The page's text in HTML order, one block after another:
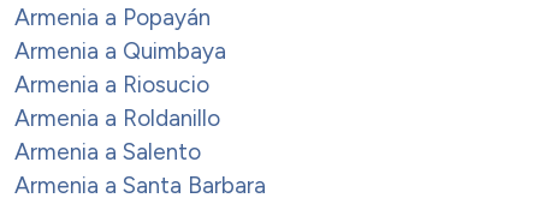
Armenia a Popayán
Armenia a Quimbaya
Armenia a Riosucio
Armenia a Roldanillo
Armenia a Salento
Armenia a Santa Barbara